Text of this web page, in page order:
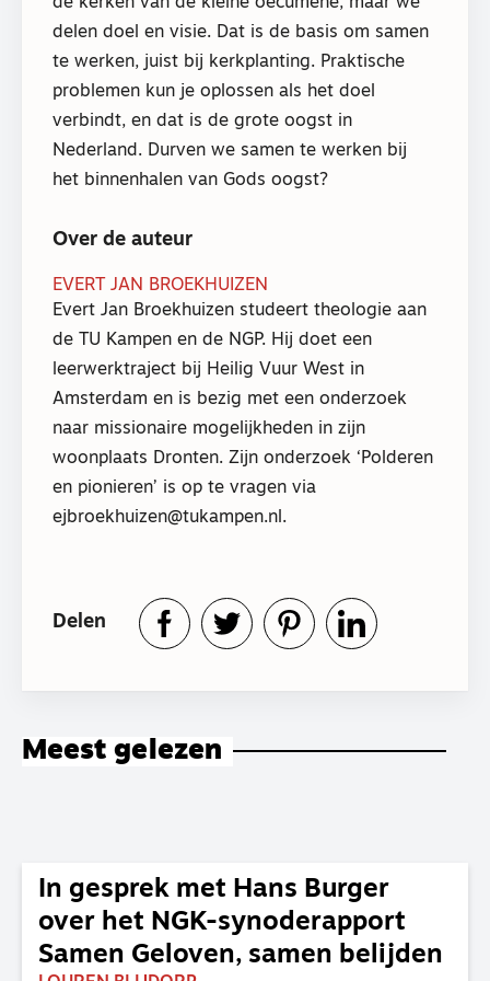
delen doel en visie. Dat is de basis om samen
te werken, juist bij kerkplanting. Praktische
problemen kun je oplossen als het doel
verbindt, en dat is de grote oogst in
Nederland. Durven we samen te werken bij
het binnenhalen van Gods oogst?
Over de auteur
EVERT JAN BROEKHUIZEN
Evert Jan Broekhuizen studeert theologie aan
de TU Kampen en de NGP. Hij doet een
leerwerktraject bij Heilig Vuur West in
Amsterdam en is bezig met een onderzoek
naar missionaire mogelijkheden in zijn
woonplaats Dronten. Zijn onderzoek ‘Polderen
en pionieren’ is op te vragen via
ejbroekhuizen@tukampen.nl.
Delen
Meest gelezen
In gesprek met Hans Burger
over het NGK-synoderapport
Samen Geloven, samen belijden